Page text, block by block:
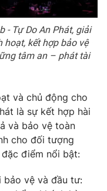
- Tự Do An Phát, giải
hoạt, kết hợp bảo vệ
tâm an – phát tài
và chủ động cho
là sự kết hợp hài
và bảo vệ toàn
cho đối tượng
điểm nổi bật:
bảo vệ và đầu tư: